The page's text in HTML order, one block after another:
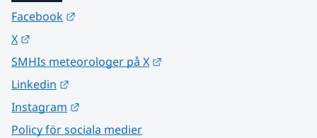
Facebook
X
SMHIs meteorologer på X
Linkedin
Instagram
Policy för sociala medier